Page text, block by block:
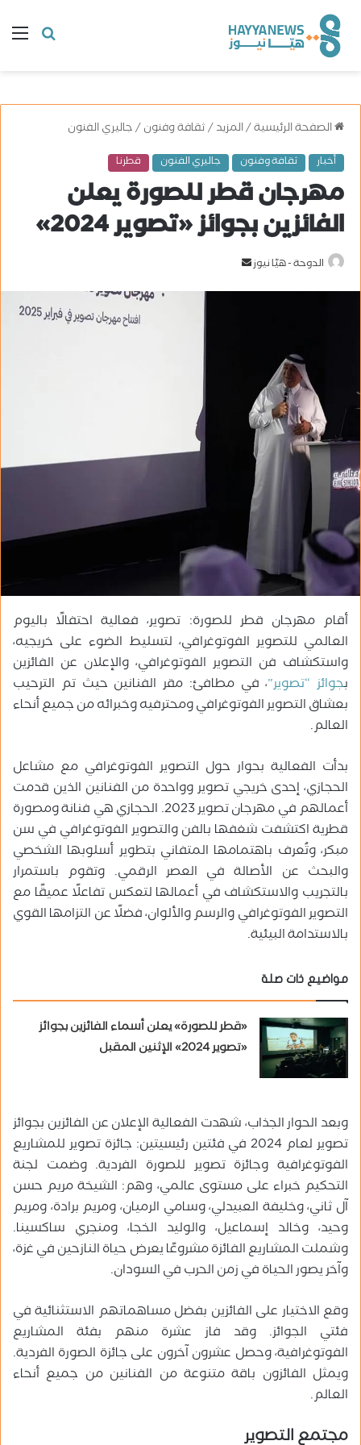
البحث
الصفحة الرئيسية/المزيد/ثقافة وفنون/جاليري الفنون
أخبار ثقافة وفنون جاليري الفنون قطرنا
مهرجان قطر للصورة يعلن
الفائزين بجوائز «تصوير 2024»
الدوحة - هيّا نيوز
ن
ا
أقام مهرجان قطر للصورة: تصوير، فعالية احتفالًا باليوم
العالمي للتصوير الفوتوغرافي، لتسليط الضوء على خريجيه،
واستكشاف فن التصوير الفوتوغرافي، والإعلان عن الفائزين
بجوائز “تصوير”، في مطافئ: مقر الفنانين حيث تم الترحيب
بعشاق التصوير الفوتوغرافي ومحترفيه وخبرائه من جميع أنحاء
العالم.
بدأت الفعالية بحوار حول التصوير الفوتوغرافي مع مشاعل
الحجازي، إحدى خريجي تصوير وواحدة من الفنانين الذين قدمت
أعمالهم في مهرجان تصوير 2023. الحجازي هي فنانة ومصورة
قطرية اكتشفت شغفها بالفن والتصوير الفوتوغرافي في سن
مبكر، وتُعرف باهتمامها المتفاني بتطوير أسلوبها الشخصي
والبحث عن الأصالة في العصر الرقمي. وتقوم باستمرار
بالتجريب والاستكشاف في أعمالها لتعكس تفاعلًا عميقًا مع
التصوير الفوتوغرافي والرسم والألوان، فضلًا عن التزامها القوي
بالاستدامة البيئية.
مواضيع ذات صلة
«قطر للصورة» يعلن أسماء الفائزين بجوائز
«تصوير 2024» الإثنين المقبل
وبعد الحوار الجذاب، شهدت الفعالية الإعلان عن الفائزين بجوائز
تصوير لعام 2024 في فئتين رئيسيتين: جائزة تصوير للمشاريع
الفوتوغرافية وجائزة تصوير للصورة الفردية. وضمت لجنة
التحكيم خبراء على مستوى عالمي، وهم: الشيخة مريم حسن
آل ثاني، وخليفة العبيدلي، وسامي الرميان، ومريم برادة، ومريم
وحيد، وخالد إسماعيل، والوليد الخجا، ومنجري ساكسينا.
وشملت المشاريع الفائزة مشروعًا يعرض حياة النازحين في غزة،
وآخر يصور الحياة في زمن الحرب في السودان.
وقع الاختيار على الفائزين بفضل مساهماتهم الاستثنائية في
فئتي الجوائز. وقد فاز عشرة منهم بفئة المشاريع
الفوتوغرافية، وحصل عشرون آخرون على جائزة الصورة الفردية.
ويمثل الفائزون باقة متنوعة من الفنانين من جميع أنحاء
العالم.
مجتمع التصوير